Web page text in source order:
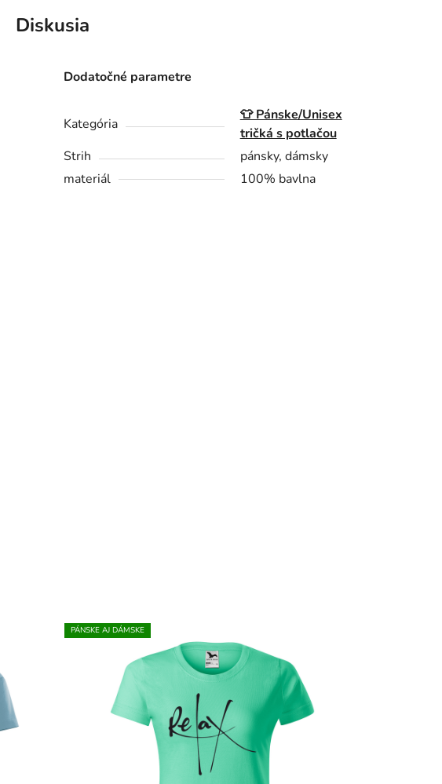
Diskusia
Dodatočné parametre
Kategória
👕 Pánske/Unisex
tričká s potlačou
Strih
pánsky, dámsky
materiál
100% bavlna
PÁNSKE AJ DÁMSKE